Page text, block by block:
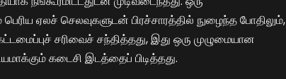
ஏலச் செலவுகளுடன் பிரச்சாரத்தில் நுழைந்த போதிலும்,
சரிவைச் சந்தித்தது, இது ஒரு முழுமையான
கடைசி இடத்தைப் பிடித்தது.